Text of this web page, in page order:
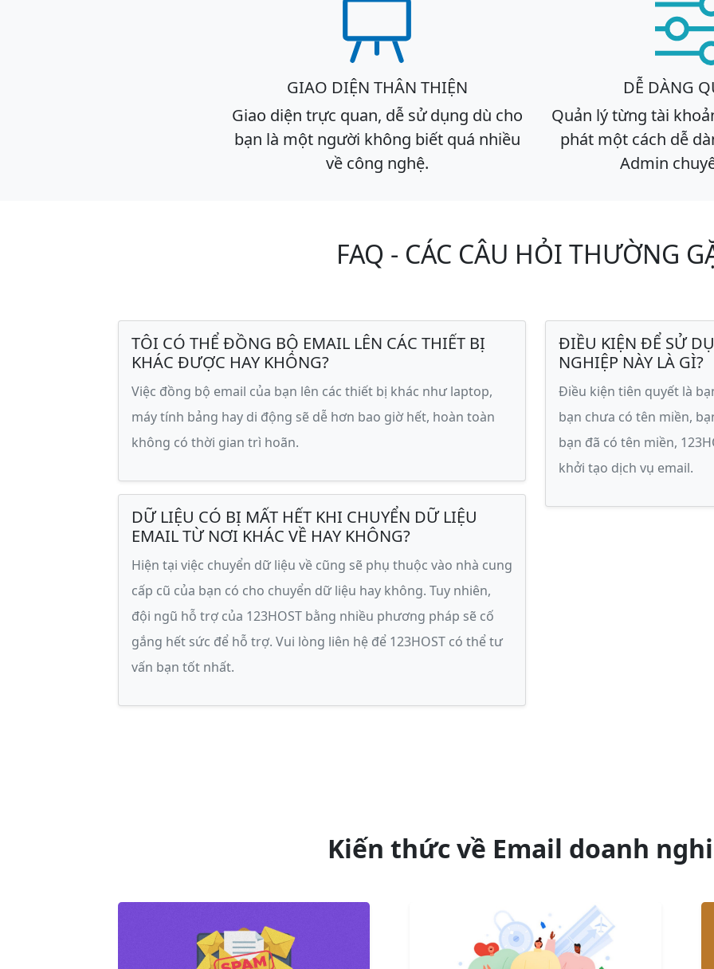
GIAO DIỆN THÂN THIỆN
Giao diện trực quan, dễ sử dụng dù cho
bạn là một người không biết quá nhiều
về công nghệ.
DỄ DÀNG
Quản lý từng tài
phát một cách dễ
Admin
FAQ - CÁC CÂU HỎI THƯỜNG
TÔI CÓ THỂ ĐỒNG BỘ EMAIL LÊN CÁC THIẾT BỊ
KHÁC ĐƯỢC HAY KHÔNG?
Việc đồng bộ email của bạn lên các thiết bị khác như laptop,
máy tính bảng hay di động sẽ dễ hơn bao giờ hết, hoàn toàn
không có thời gian trì hoãn.
DỮ LIỆU CÓ BỊ MẤT HẾT KHI CHUYỂN DỮ LIỆU
EMAIL TỪ NƠI KHÁC VỀ HAY KHÔNG?
Hiện tại việc chuyển dữ liệu về cũng sẽ phụ thuộc vào nhà cung
cấp cũ của bạn có cho chuyển dữ liệu hay không. Tuy nhiên,
đội ngũ hỗ trợ của 123HOST bằng nhiều phương pháp sẽ cố
gắng hết sức để hỗ trợ. Vui lòng liên hệ để 123HOST có thể tư
vấn bạn tốt nhất.
ĐIỀU KIỆN ĐỂ SỬ
NGHIỆP NÀY LÀ GÌ?
Điều kiện tiên quyết là
bạn chưa có tên miền,
bạn đã có tên miền,
khởi tạo dịch vụ email.
Kiến thức về Email doanh